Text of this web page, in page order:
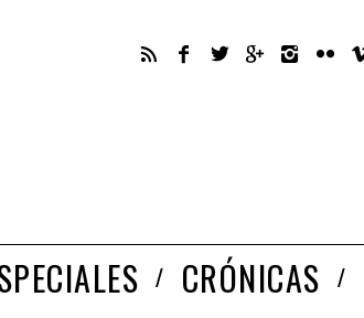
CRÓNICAS